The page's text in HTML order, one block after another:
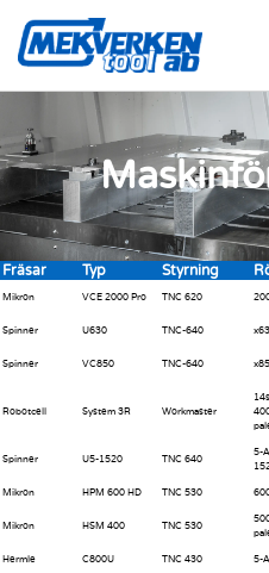
Fräsar Typ Styrning
Mikron VCE 2000 Pro TNC 620
Spinner U630 TNC-640
Spinner VC850 TNC-640
Robotcell System 3R Workmaster
Spinner U5-1520 TNC 640
5-
Mikron HPM 600 HD TNC 530
Mikron HSM 400 TNC 530
Hermle C800U TNC 430 5-